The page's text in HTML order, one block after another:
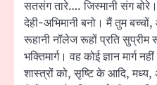
सतसंग तारे…. जिस्मानी संग
देही-अभिमानी बनो। मैं तुम
रूहानी नॉलेज रूहों प्रति
भक्तिमार्ग। वह कोई ज्ञान मार्ग
शास्त्रों को, सृष्टि के आदि, मध्य,